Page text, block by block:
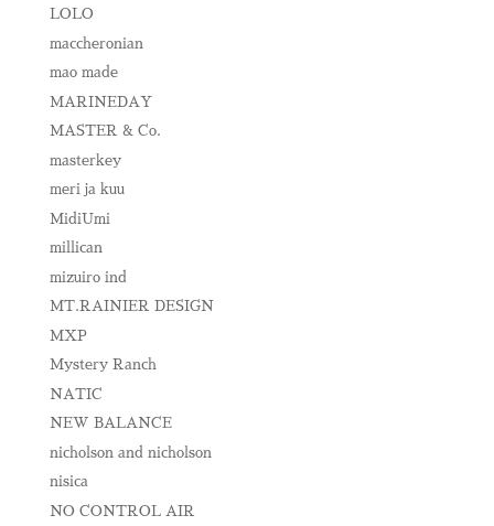
LOLO
maccheronian
mao made
MARINEDAY
MASTER & Co.
masterkey
meri ja kuu
MidiUmi
millican
mizuiro ind
MT.RAINIER DESIGN
MXP
Mystery Ranch
NATIC
NEW BALANCE
nicholson and nicholson
nisica
NO CONTROL AIR